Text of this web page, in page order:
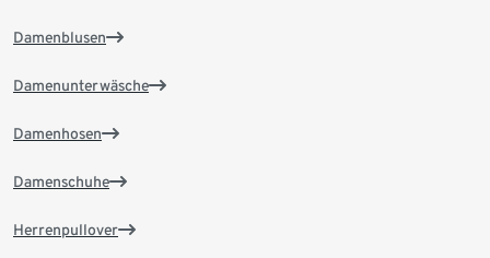
Damenblusen
Damenunterwäsche
Damenhosen
Damenschuhe
Herrenpullover